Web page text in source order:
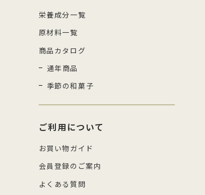
栄養成分一覧
原材料一覧
商品カタログ
通年商品
季節の和菓子
ご利用について
お買い物ガイド
会員登録のご案内
よくある質問